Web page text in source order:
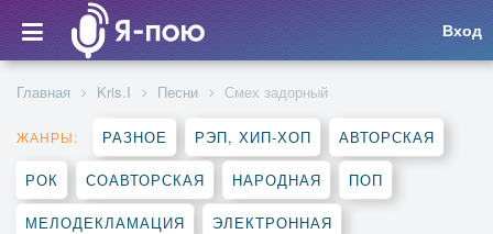
Вход
Главная Kris.I Песни Смех задорный
ЖАНРЫ: РАЗНОЕ РЭП, ХИП-ХОП АВТОРСКАЯ
РОК СОАВТОРСКАЯ НАРОДНАЯ ПОП
МЕЛОДЕКЛАМАЦИЯ ЭЛЕКТРОННАЯ